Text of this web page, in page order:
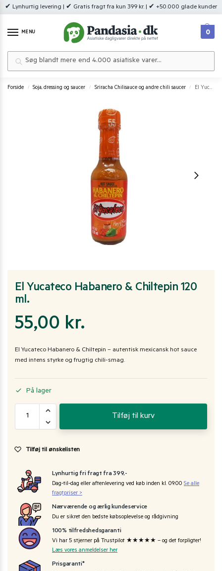
✔ Lynhurtig levering | ✔ Gratis fragt fra kun 399 kr. | ✔ +50.000 glade kunder
MENU 0
Forside / Soja, dressing og saucer / Sriracha Chilisauce og andre chili saucer / El Yucateco Habanero & Chiltepin 120 ml.
El Yucateco Habanero & Chiltepin 120
ml.
55,00 kr.
El Yucateco Habanero & Chiltepin – autentisk mexicansk hot sauce
med intens styrke og frugtig chili-smag.
På lager
Tilføj til kurv
Tilføj til ønskelisten
Lynhurtig fri fragt fra 399,-
Dag-til-dag eller aftenlevering ved køb inden kl. 09:00 Se alle
fragtpriser >
Nærværende og ærlig kundeservice
Du er sikret den bedste købsoplevelse og rådgivning
100% tilfredshedsgaranti
Vi har 5 stjerner på Trustpilot ★★★★★ – og det forpligter!
Læs vores anmeldelser her
Prisgaranti*